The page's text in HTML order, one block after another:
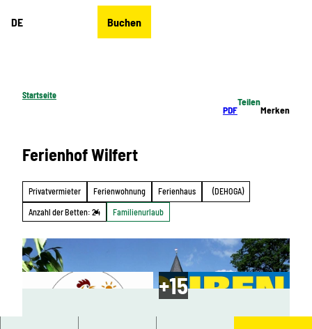
DE Buchen
Startseite
PDF
Teilen
Merken
Ferienhof Wilfert
Privatvermieter Ferienwohnung Ferienhaus (DEHOGA)
Anzahl der Betten: 24 Familienurlaub